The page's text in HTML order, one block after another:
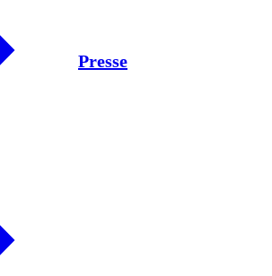
Presse